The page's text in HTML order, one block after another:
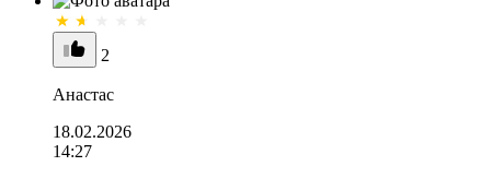
2
Анастас
18.02.2026
14:27